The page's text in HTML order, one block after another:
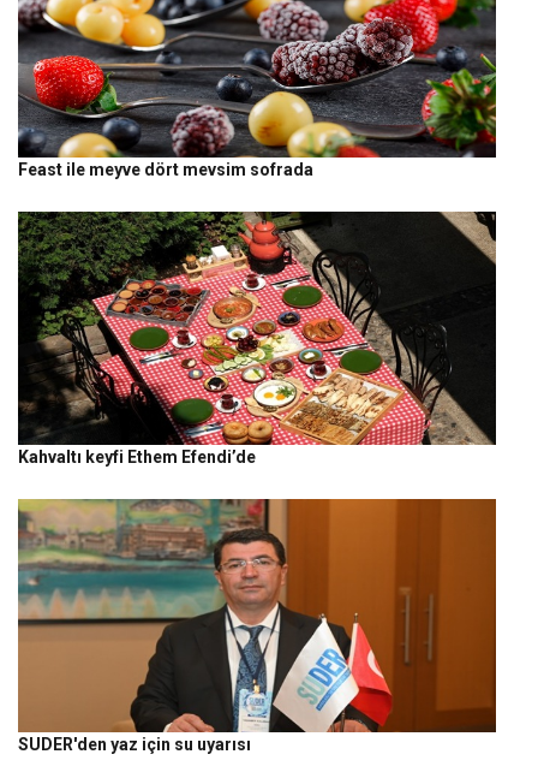
Feast ile meyve dört mevsim sofrada
Kahvaltı keyfi Ethem Efendi’de
SUDER'den yaz için su uyarısı